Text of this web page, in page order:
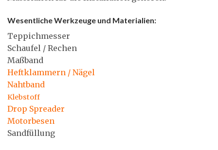
Wesentliche Werkzeuge und Materialien:
Teppichmesser
Schaufel / Rechen
Maßband
Heftklammern / Nägel
Nahtband
Klebstoff
Drop Spreader
Motorbesen
Sandfüllung